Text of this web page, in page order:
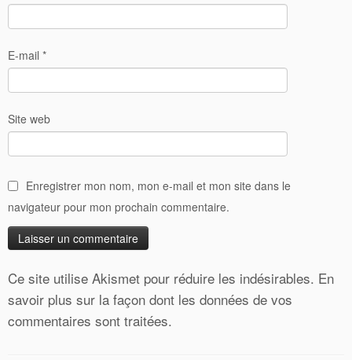
E-mail *
Site web
Enregistrer mon nom, mon e-mail et mon site dans le
navigateur pour mon prochain commentaire.
Ce site utilise Akismet pour réduire les indésirables. En
savoir plus sur la façon dont les données de vos
commentaires sont traitées.